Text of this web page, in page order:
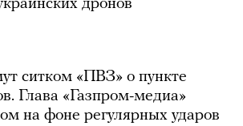
дронов
ситком «ПВЗ» о пункте
Глава «Газпром-медиа»
на фоне регулярных ударов